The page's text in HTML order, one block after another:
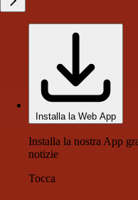
Installa la Web App
Installa la nostra App
notizie
Tocca